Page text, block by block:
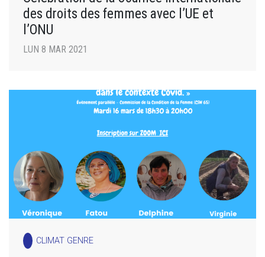
des droits des femmes avec l’UE et
l’ONU
LUN 8 MAR 2021
CLIMAT GENRE